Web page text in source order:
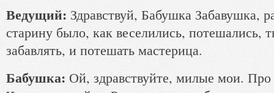
Ведущий: Здравствуй, Бабушка Забавушка,
старину было, как веселились, потешались,
забавлять, и потешать мастерица.
Бабушка: Ой, здравствуйте, милые мои. Про